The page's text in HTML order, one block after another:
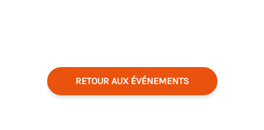
RETOUR AUX ÉVÉNEMENTS